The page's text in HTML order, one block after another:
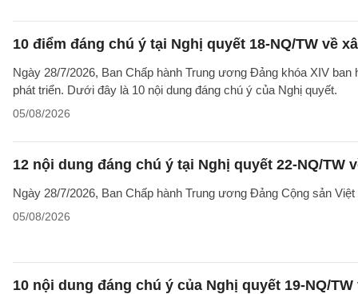
10 điểm đáng chú ý tại Nghị quyết 18-NQ/TW về
Ngày 28/7/2026, Ban Chấp hành Trung ương Đảng khóa XIV
phát triển. Dưới đây là 10 nội dung đáng chú ý của Nghị quyết.
05/08/2026
12 nội dung đáng chú ý tại Nghị quyết 22-NQ/TW
Ngày 28/7/2026, Ban Chấp hành Trung ương Đảng Cộng sản
05/08/2026
10 nội dung đáng chú ý của Nghị quyết 19-NQ/